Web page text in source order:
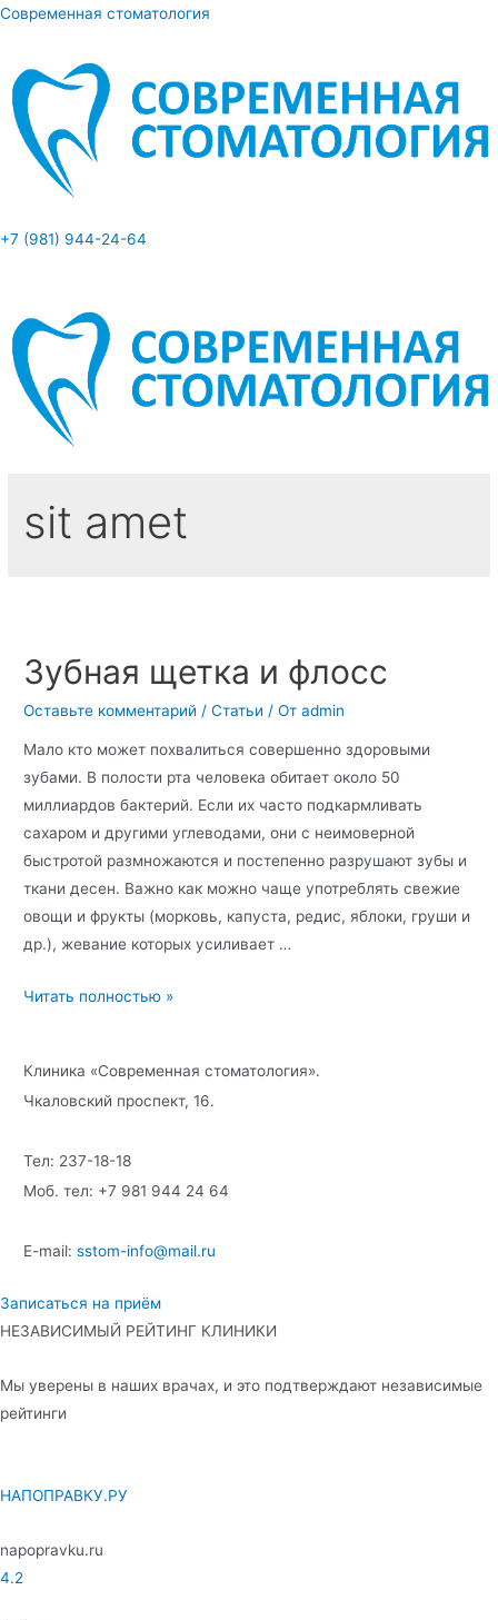
Перейти
содержимому
Современная стоматология
+7 (981) 944-24-64
sit amet
Зубная щетка и флосс
Оставьте комментарий /Статьи / От admin
Мало кто может похвалиться совершенно здо­ровыми
зубами. В полости рта человека обитает около 50
миллиардов бактерий. Если их часто подкармливать
сахаром и другими углеводами, они с неимоверной
быстротой размножаются и постепенно разрушают зубы и
ткани десен. Важно как можно чаще употреблять свежие
овощи и фрукты (морковь, капуста, редис, яблоки, груши и
др.), жевание которых усиливает …
Зубная
флосс
Читать полностью »
Клиника «Современная стоматология».
Чкаловский проспект, 16.
Тел: 237-18-18
Моб. тел: +7 981 944 24 64
E-mail:sstom-info@mail.ru
Записаться на приём
НЕЗАВИСИМЫЙ РЕЙТИНГ КЛИНИКИ
Мы уверены в наших врачах, и это подтверждают независимые
рейтинги
НАПОПРАВКУ.РУ
napopravku.ru
4.2